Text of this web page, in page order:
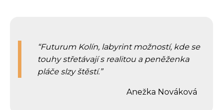
Futurum Kolín, labyrint možností, kde se
touhy střetávají s realitou a peněženka
pláče slzy štěstí.
Anežka Nováková